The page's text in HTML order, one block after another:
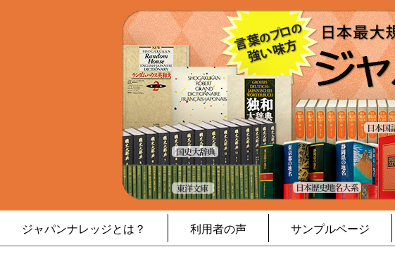
ジャパンナレッジとは？ 利用者の声 サンプルページ